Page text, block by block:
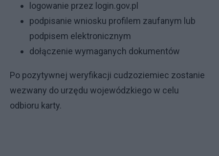
logowanie przez login.gov.pl
podpisanie wniosku profilem zaufanym lub
podpisem elektronicznym
dołączenie wymaganych dokumentów
Po pozytywnej weryfikacji cudzoziemiec zostanie
wezwany do urzędu wojewódzkiego w celu
odbioru karty.